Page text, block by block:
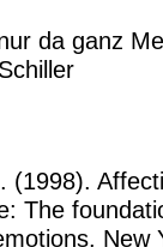
da ganz
(1998).
The
New